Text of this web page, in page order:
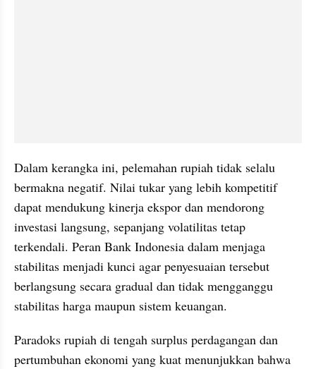
Dalam kerangka ini, pelemahan rupiah tidak selalu
bermakna negatif. Nilai tukar yang lebih kompetitif
dapat mendukung kinerja ekspor dan mendorong
investasi langsung, sepanjang volatilitas tetap
terkendali. Peran Bank Indonesia dalam menjaga
stabilitas menjadi kunci agar penyesuaian tersebut
berlangsung secara gradual dan tidak mengganggu
stabilitas harga maupun sistem keuangan.
Paradoks rupiah di tengah surplus perdagangan dan
pertumbuhan ekonomi yang kuat menunjukkan bahwa